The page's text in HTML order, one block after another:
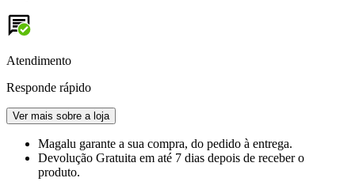
Atendimento
Responde rápido
Ver mais sobre a loja
Magalu garante a sua compra, do pedido à entrega.
Devolução Gratuita em até 7 dias depois de receber o
produto.